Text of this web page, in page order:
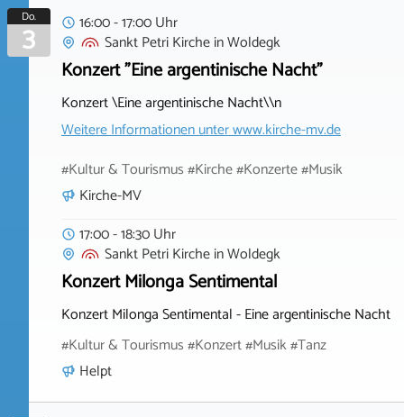
Do.
3
16:00 - 17:00 Uhr
Sankt Petri KircheinWoldegk
Konzert "Eine argentinische Nacht"
Konzert \Eine argentinische Nacht\\n
Weitere Informationen unterwww.kirche-mv.de
#Kultur & Tourismus #Kirche #Konzerte #Musik
Kirche-MV
17:00 - 18:30 Uhr
Sankt Petri KircheinWoldegk
Konzert Milonga Sentimental
Konzert Milonga Sentimental - Eine argentinische Nacht
#Kultur & Tourismus #Konzert #Musik #Tanz
Helpt